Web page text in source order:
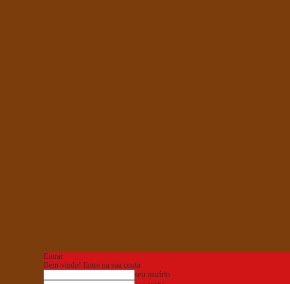
Entrar
Bem-vindo! Entre na sua conta
seu usuário